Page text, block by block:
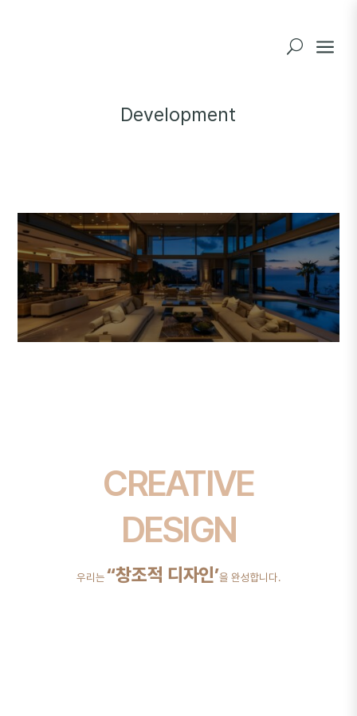
U a
Development
CREATIVE
DESIGN
우리는“창조적 디자인’을 완성합니다.
CREATIVE
INNOVATION
우리는‘창의적 혁신’을 추구합니다.
CREATIVE
THINKING
우리는‘창의적 사고’를 합니다.